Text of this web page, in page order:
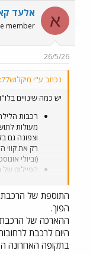
c
o
n
s
א אלעד
member
26/5/26
נכתב ע"י מיקלוש77:
יש כמה שינויים בלו"ז
רכבות
מעולות
וצפונה גם
רק את קווי
(וביולי
הפיילוט
הוספת
בכיוון
רביעית
אחר -
2027). מקווה שהפיילוט לא יתנהל בעצלתיים.
התוספת של הרכבת
הפוך.
ההארכה של
היום לרכבת לרחובות, ו2 רכבות בשיה בתחנות
בתקופה האחרונה